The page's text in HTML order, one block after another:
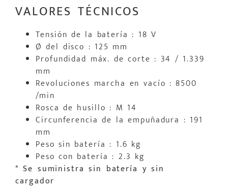
VALORES TÉCNICOS
Tensión de la batería : 18 V
Ø del disco : 125 mm
Profundidad máx. de corte : 34 / 1.339
mm
Revoluciones marcha en vacío : 8500
/min
Rosca de husillo : M 14
Circunferencia de la empuñadura : 191
mm
Peso sin batería : 1.6 kg
Peso con batería : 2.3 kg
* Se suministra sin batería y sin
cargador